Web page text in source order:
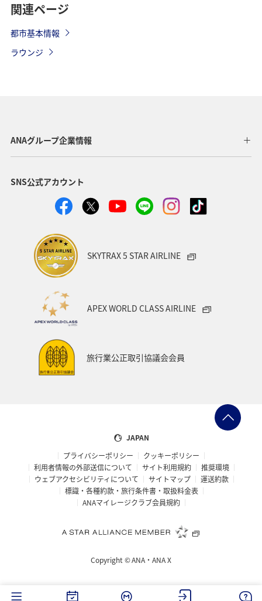
シドニー国際空港（国際線ターミナル、国内線ターミナ
ホテルを巡回する。
乗り場：国際線ターミナル（T1）、国内線ターミナル
料金：シドニー中心部ホテルまで1人A$22～33。
行。
予約（おもなシャトルサービス会社）： Con-X-ion
REDY2GO
電車
シドニー市内を走るシドニートレイン運行の エアポートリ
ンクAirport Link
ードのオーパルカードOpal Cardをシドニー空港各駅のチケ
ット売り場で手に入れるか、タッチ決済に対応したAMEX、
VISA、Masterカードをオーパルカードの代わりに利用する
（スマートフォンにクレジットカードを登録したApple Pay
やGoogle Payでも利用可能）。またシドニー滞在中に公共
交通機関をまったく利用する予定がないのであれば、割高
だが1回のみ有効のオーパルシングルチケットも利用でき
Internationalから国内線ターミナル駅Airport Domesticを
経由しシドニー中心部を馬蹄形に回る（半時計回り）環状
ュージアム駅Museum、セントジェームス駅St James、サ
ーキュラーキー駅Circular Quay、ウインヤード駅
Wynyard、タウンホール駅Town Hallを通って再びシドニ
ー・セントラル駅へ戻る。
なお荷物が多く駅からタクシーを拾う必要がある場合は、
ード駅が便利。
所要時間：国際線ターミナル駅からシドニー・セントラ
ル駅まで約13分、サーキュラーキー駅まで約22分、ウイ
関連ページ
都市基本情報
ラウンジ
ANAグループ企業情報
SNS公式アカウント
SKYTRAX 5 STAR AIRLINE
APEX WORLD CLASS AIRLINE
旅行業公正取引協議会会員
JAPAN
プライバシーポリシー
クッキーポリシー
利用者情報の外部送信について
サイト利用規約
推奨環境
ウェブアクセシビリティについて
サイトマップ
運送約款
標識・各種約款・旅行条件書・取扱料金表
ANAマイレージクラブ会員規約
Copyright ©ANA・ANA X